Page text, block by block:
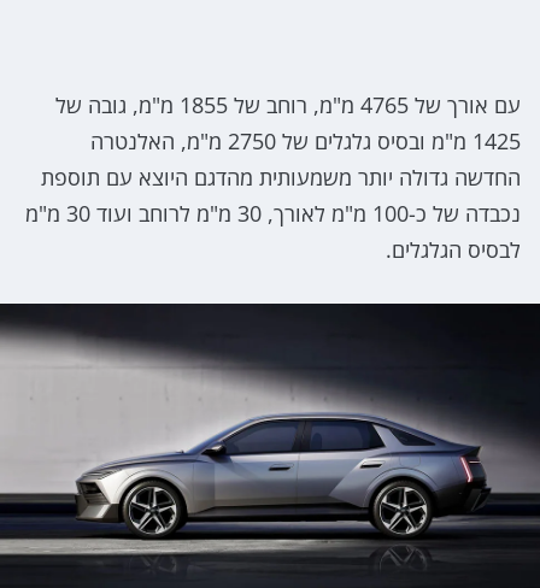
עם אורך של 4765 מ"מ, רוחב של 1855 מ"מ, גובה של
1425 מ"מ ובסיס גלגלים של 2750 מ"מ, האלנטרה
החדשה גדולה יותר משמעותית מהדגם היוצא עם תוספת
נכבדה של כ-100 מ"מ לאורך, 30 מ"מ לרוחב ועוד 30 מ"מ
לבסיס הגלגלים.